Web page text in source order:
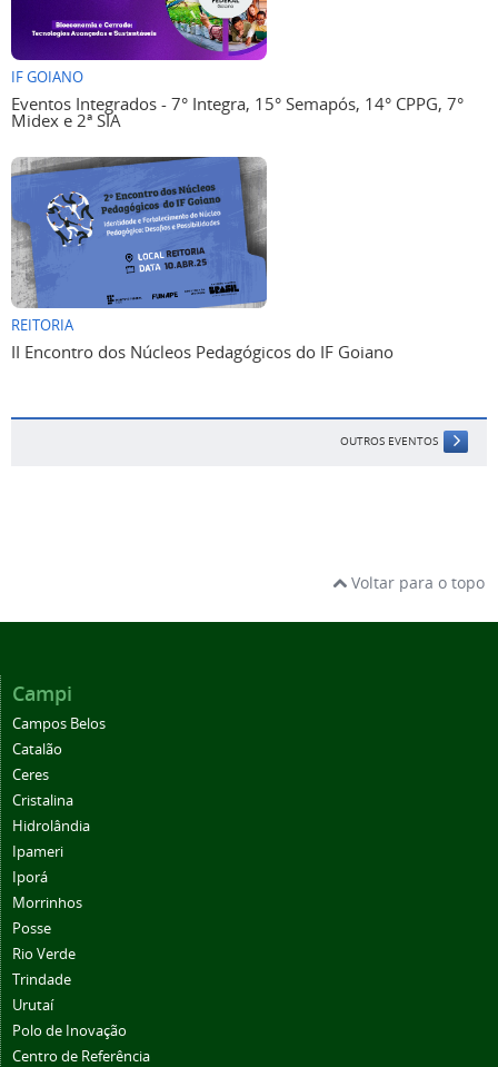
IF GOIANO
Eventos Integrados - 7° Integra, 15° Semapós, 14° CPPG, 7°
Midex e 2ª SIA
REITORIA
II Encontro dos Núcleos Pedagógicos do IF Goiano
OUTROS EVENTOS
Voltar para o topo
Campi
Campos Belos
Catalão
Ceres
Cristalina
Hidrolândia
Ipameri
Iporá
Morrinhos
Posse
Rio Verde
Trindade
Urutaí
Polo de Inovação
Centro de Referência